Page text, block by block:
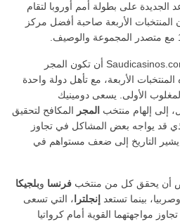
القواعد الجديدة على بطولة أمم أوروبا لتقام
أن المنتخبات الأربعة صاحبة أفضل مركز
يتوقع موقع سعودي كازينوس Saudicasinos.com أن تكون المجر
الأربعة، مع تأهل دولة واحدة
الأولى. يسعى دومينيك
إلى إلهام منتخب المجر المكافح لتحقيق
قد يواجه بعض المشاكل في تجاوز
يشير التاريخ إلى ضعف مستواهم في
أن يحقق كل من منتخب فرنسا وبلجيكا
بينما تستعد
إنجلترا ، التي تسعى
مواجهتهما القوية أمام كرواتيا